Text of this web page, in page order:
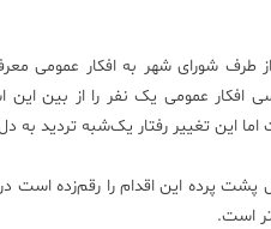
از طرف شورای شهر به افکار
عمومی یک نفر را از بین این
این تغییر رفتار یک‌شبه تردید به دل
پشت پرده این اقدام را رقم‌زده
است.